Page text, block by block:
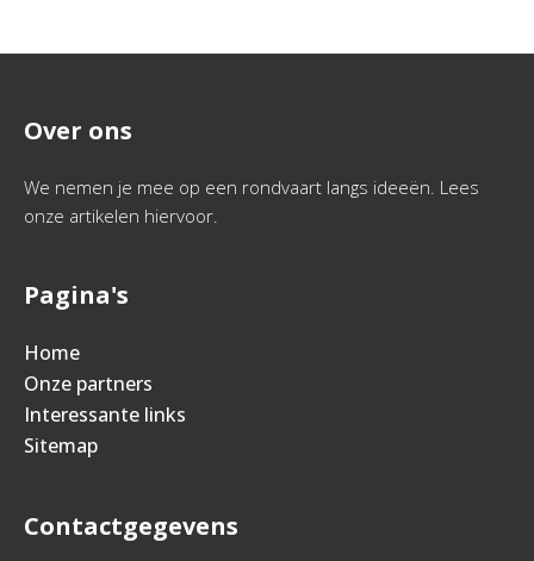
Over ons
We nemen je mee op een rondvaart langs ideeën. Lees
onze artikelen hiervoor.
Pagina's
Home
Onze partners
Interessante links
Sitemap
Contactgegevens